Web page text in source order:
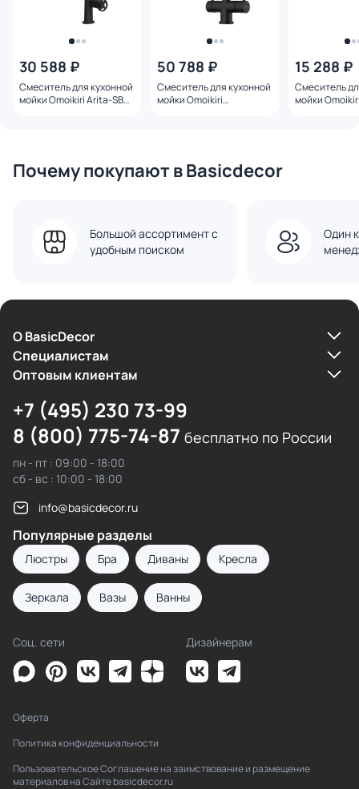
30 588 ₽
Смеситель для кухонной
мойки Omoikiri Arita-SB
50 788 ₽
Смеситель для кухонной
мойки Omoikiri
15 288 ₽
Смеситель
мойки
Почему покупают в Basicdecor
Большой ассортимент с
удобным поиском
Один
О BasicDecor
Cпециалистам
Оптовым клиентам
+7 (495) 230 73-99
8 (800) 775-74-87 бесплатно по России
пн - пт : 09:00 - 18:00
сб - вс : 10:00 - 18:00
info@basicdecor.ru
Популярные разделы
Люстры Бра Диваны Кресла
Зеркала Вазы Ванны
Соц. сети Дизайнерам
Оферта
Политика конфиденциальности
Пользовательское Соглашение на заимствование и размещение
материалов на Сайте basicdecor.ru